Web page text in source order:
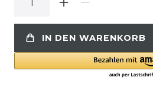
IN DEN WARENKORB